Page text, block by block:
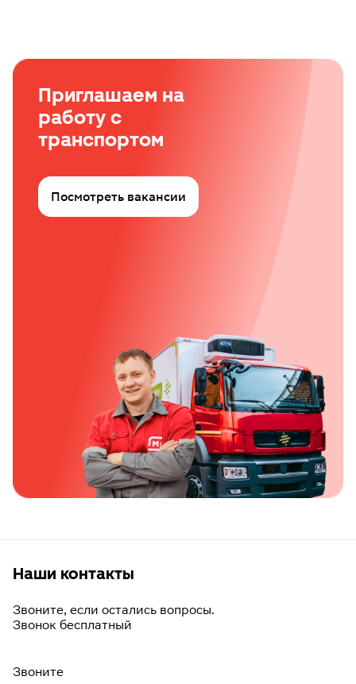
Приглашаем на
работу с
транспортом
Посмотреть вакансии
Наши контакты
Звоните, если остались вопросы.
Звонок бесплатный
Звоните